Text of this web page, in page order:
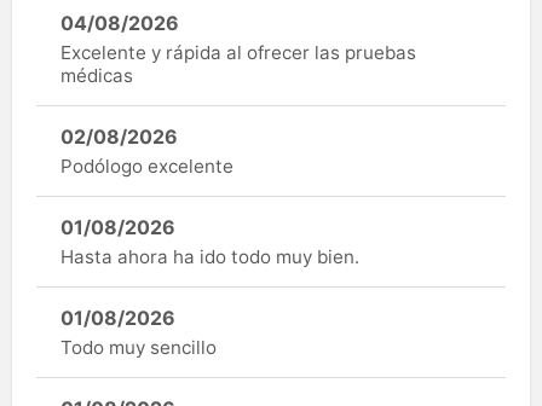
04/08/2026
Excelente y rápida al ofrecer las pruebas
médicas
02/08/2026
Podólogo excelente
01/08/2026
Hasta ahora ha ido todo muy bien.
01/08/2026
Todo muy sencillo